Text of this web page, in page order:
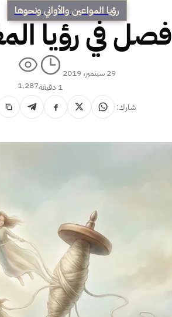
رؤيا المواعين والأواني ونحوها
فصل في رؤيا
29 سبتمبر، 2019
1 دقيقة
1٬287
شارك: